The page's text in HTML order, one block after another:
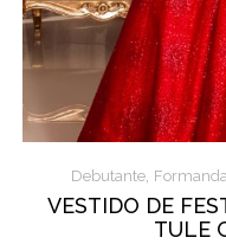
Debutante, Formanda
VESTIDO DE
TULE